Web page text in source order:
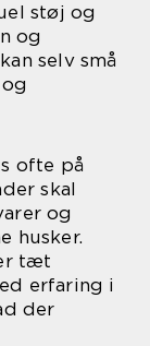
støj og
og
selv små
ofte på
skal
og
husker.
tæt
erfaring i
der